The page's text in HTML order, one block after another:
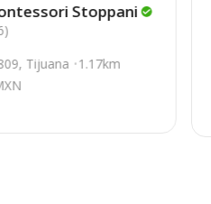
Stoppani
Tijuana
1.17km